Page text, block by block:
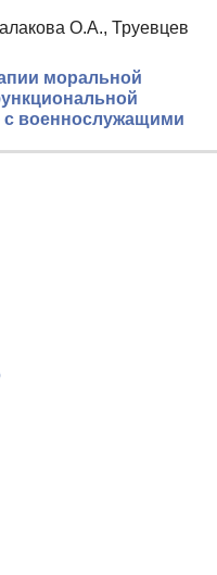
О.А., Труевцев
моральной
с военнослужащими